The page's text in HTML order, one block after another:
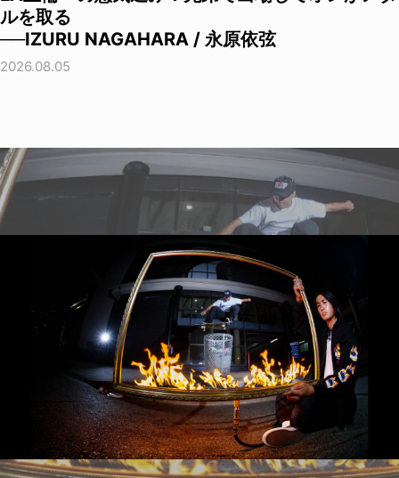
ルを取る
──IZURU NAGAHARA / 永原依弦
2026.08.05